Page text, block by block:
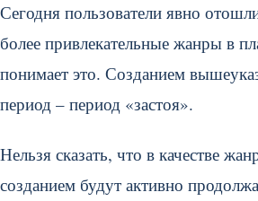
Сегодня пользователи явно
более привлекательные жанры в
понимает это. Созданием
период – период «застоя».
Нельзя сказать, что в качестве
созданием будут активно